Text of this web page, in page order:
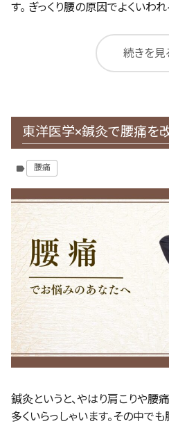
す。 ぎっくり腰の原因でよくいわ
続きを見
東洋医学×鍼灸で腰痛を改
label 腰痛
鍼灸というと、やはり肩こりや腰
多くいらっしゃいます。その中で